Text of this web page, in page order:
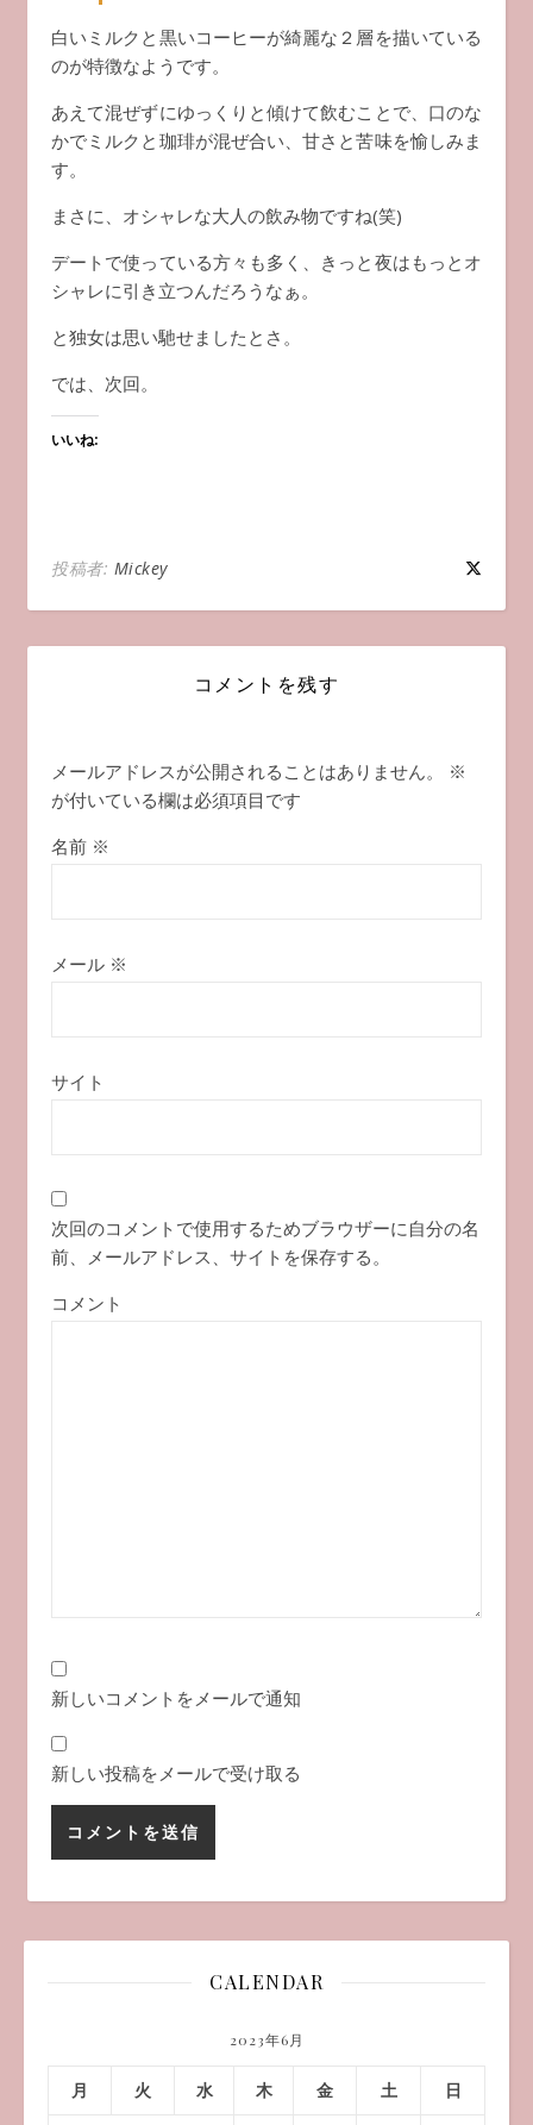
白いミルクと黒いコーヒーが綺麗な２層を描いている
のが特徴なようです。
あえて混ぜずにゆっくりと傾けて飲むことで、口のな
かでミルクと珈琲が混ぜ合い、甘さと苦味を愉しみま
す。
まさに、オシャレな大人の飲み物ですね(笑)
デートで使っている方々も多く、きっと夜はもっとオ
シャレに引き立つんだろうなぁ。
と独女は思い馳せましたとさ。
では、次回。
いいね:
投稿者: Mickey
コメントを残す
メールアドレスが公開されることはありません。
※
が付いている欄は必須項目です
名前 ※
メール ※
サイト
次回のコメントで使用するためブラウザーに自分の名
前、メールアドレス、サイトを保存する。
コメント
新しいコメントをメールで通知
新しい投稿をメールで受け取る
CALENDAR
2023年6月
月 火 水 木 金 土 日